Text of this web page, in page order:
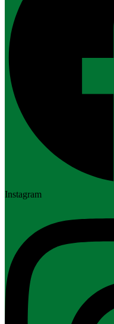
Instagram